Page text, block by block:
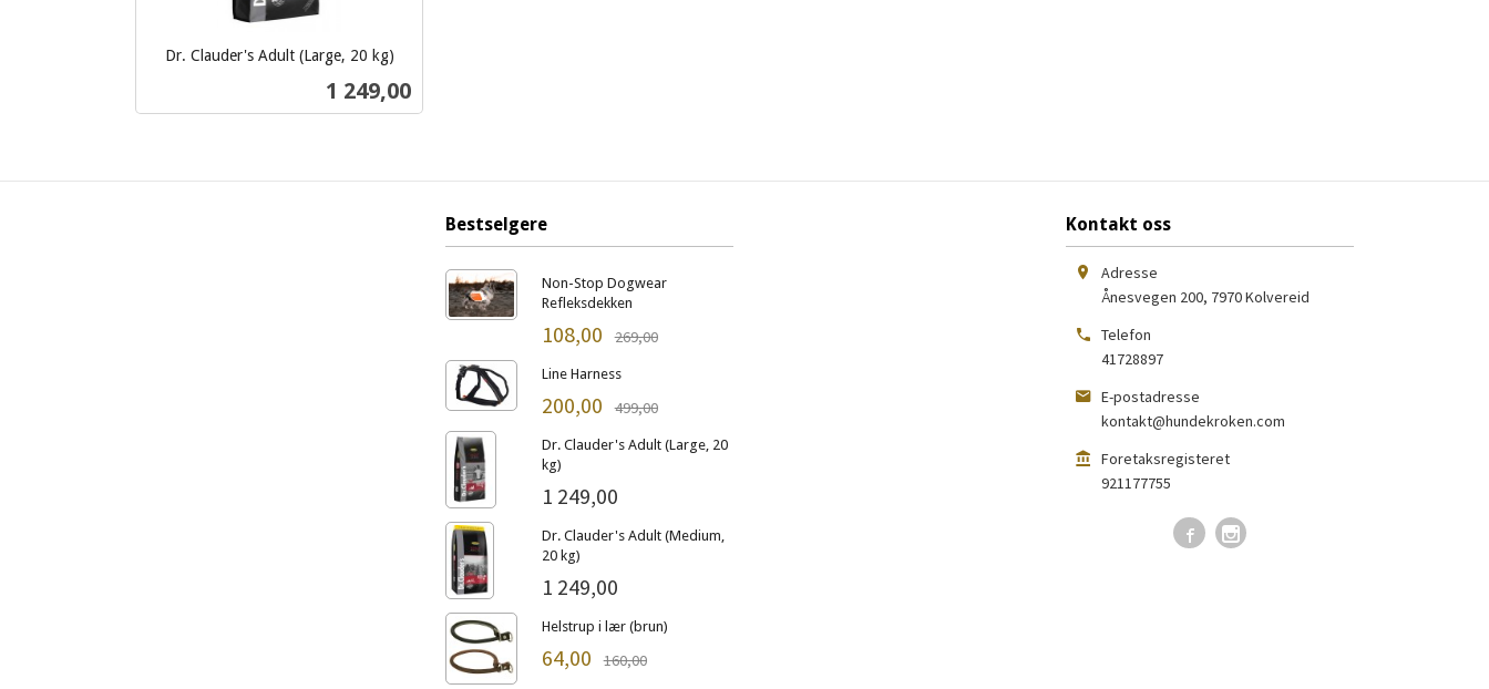
Dr. Clauder's Adult (Large, 20 kg)
Pris
1 249,00
Bestselgere
Non-Stop Dogwear
Refleksdekken
108,00 269,00
Line Harness
200,00 499,00
Dr. Clauder's Adult (Large, 20
kg)
1 249,00
Dr. Clauder's Adult (Medium,
20 kg)
1 249,00
Helstrup i lær (brun)
64,00 160,00
Kontakt oss
Adresse
Ånesvegen 200, 7970Kolvereid
Telefon
41728897
E-postadresse
kontakt@hundekroken.com
Foretaksregisteret
921177755